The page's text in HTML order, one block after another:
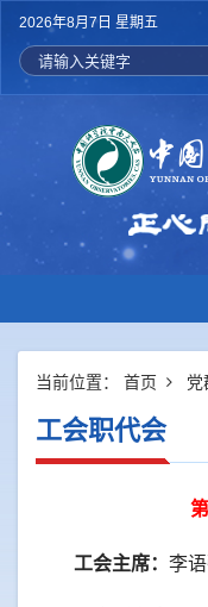
2026年8月7日 星期五
当前位置： 首页 党
工会职代会
工会主席：